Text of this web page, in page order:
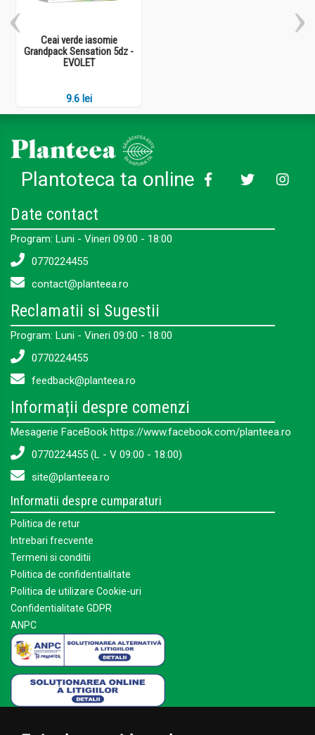
Ceai verde iasomie
Grandpack Sensation 5dz -
EVOLET
9.6 lei
Plantoteca ta online
Date contact
Program: Luni - Vineri 09:00 - 18:00
0770224455
contact@planteea.ro
Reclamatii si Sugestii
Program: Luni - Vineri 09:00 - 18:00
0770224455
feedback@planteea.ro
Informații despre comenzi
Mesagerie FaceBook https://www.facebook.com/planteea.ro
0770224455 (L - V 09:00 - 18:00)
site@planteea.ro
Informatii despre cumparaturi
Politica de retur
Intrebari frecvente
Termeni si conditii
Politica de confidentialitate
Politica de utilizare Cookie-uri
Confidentialitate GDPR
ANPC